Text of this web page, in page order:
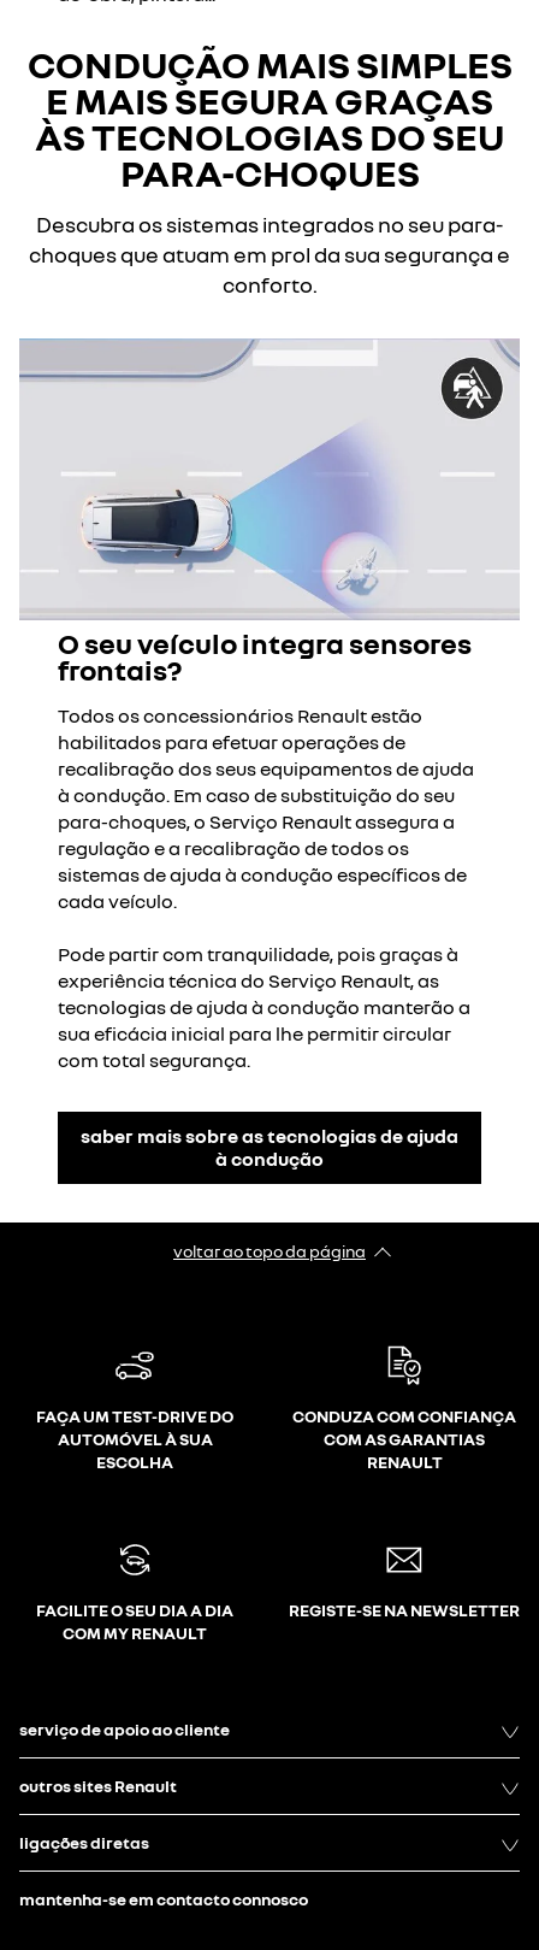
CONDUÇÃO MAIS SIMPLES
E MAIS SEGURA GRAÇAS
ÀS TECNOLOGIAS DO SEU
PARA-CHOQUES
Descubra os sistemas integrados no seu para-
choques que atuam em prol da sua segurança e
conforto.
O seu veículo integra sensores
frontais?
Todos os concessionários Renault estão
habilitados para efetuar operações de
recalibração dos seus equipamentos de ajuda
à condução. Em caso de substituição do seu
para-choques, o Serviço Renault assegura a
regulação e a recalibração de todos os
sistemas de ajuda à condução específicos de
cada veículo.
Pode partir com tranquilidade, pois graças à
experiência técnica do Serviço Renault, as
tecnologias de ajuda à condução manterão a
sua eficácia inicial para lhe permitir circular
com total segurança.
saber mais sobre as tecnologias de ajuda
à condução
voltar ao topo da página
FAÇA UM TEST-DRIVE DO
AUTOMÓVEL À SUA
ESCOLHA
CONDUZA COM CONFIANÇA
COM AS GARANTIAS
RENAULT
FACILITE O SEU DIA A DIA
COM MY RENAULT
REGISTE-SE NA NEWSLETTER
serviço de apoio ao cliente
outros sites Renault
ligações diretas
mantenha-se em contacto connosco